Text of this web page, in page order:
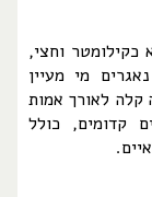
כקילומטר וחצי,
מי מעיין
קלה לאורך אמות
קדומים, כולל